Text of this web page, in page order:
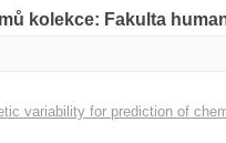
kolekce: Fakulta
variability for prediction of